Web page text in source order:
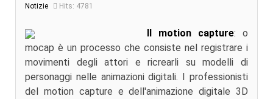
Notizie
Hits: 4781
Il motion capture: o
mocap è un processo che consiste nel registrare i
movimenti degli attori e ricrearli su modelli di
personaggi nelle animazioni digitali. I professionisti
del motion capture e dell'animazione digitale 3D